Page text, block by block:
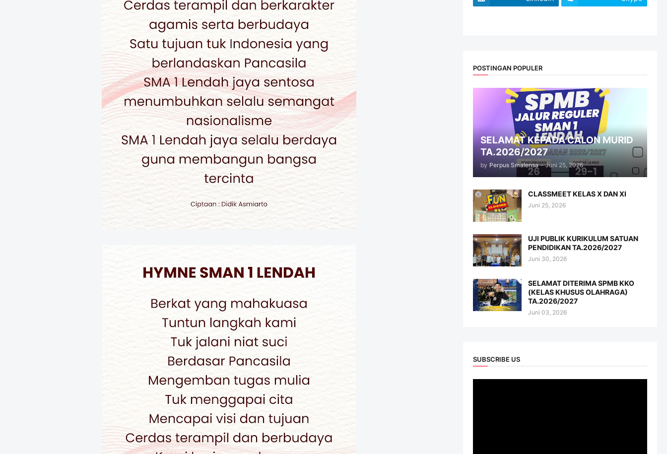
POSTINGAN POPULER
SELAMAT KEPADA CALON MURID
TA.2026/2027
by Perpus Smalensa - Juni 25, 2026
CLASSMEET KELAS X DAN XI
Juni 25, 2026
UJI PUBLIK KURIKULUM SATUAN
PENDIDIKAN TA.2026/2027
Juni 30, 2026
SELAMAT DITERIMA SPMB KKO
(KELAS KHUSUS OLAHRAGA)
TA.2026/2027
Juni 03, 2026
SUBSCRIBE US